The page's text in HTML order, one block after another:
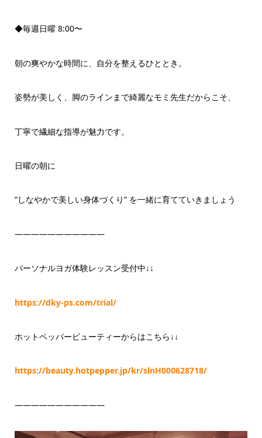
◆毎週日曜 8:00〜
朝の爽やかな時間に、自分を整えるひととき。
姿勢が美しく、脚のラインまで綺麗なモミ先生だからこそ、
丁寧で繊細な指導が魅力です。
日曜の朝に
“しなやかで美しい身体づくり” を一緒に育てていきましょう
———————————
パーソナルヨガ体験レッスン受付中↓↓
https://dky-ps.com/trial/
ホットペッパービューティーからはこちら↓↓
https://beauty.hotpepper.jp/kr/slnH000628718/
———————————